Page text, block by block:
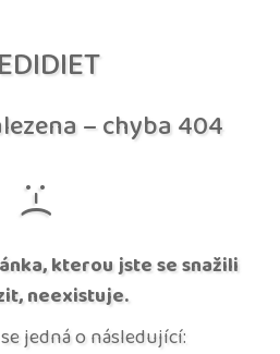
– chyba 404
:-(
kterou jste se snažili
neexistuje.
jedná o následující: